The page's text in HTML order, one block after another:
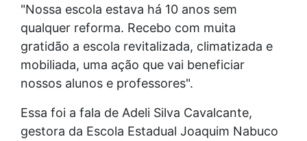
"Nossa escola estava há 10 anos sem
qualquer reforma. Recebo com muita
gratidão a escola revitalizada, climatizada e
mobiliada, uma ação que vai beneficiar
nossos alunos e professores".
Essa foi a fala de Adeli Silva Cavalcante,
gestora da Escola Estadual Joaquim Nabuco